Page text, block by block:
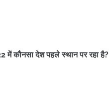
में कौनसा देश पहले स्थान पर रहा है?